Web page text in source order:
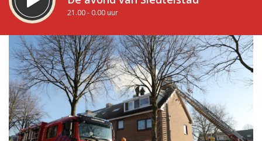
21.00 - 0.00 uur
STRAKS:
De nacht van Sleutelstad
0.00 - 6.00 uur
Vorig uur
uur 1 van 0 Volgend uur
Inklappen